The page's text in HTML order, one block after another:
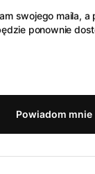
swojego maila, a
ponownie
Powiadom mnie